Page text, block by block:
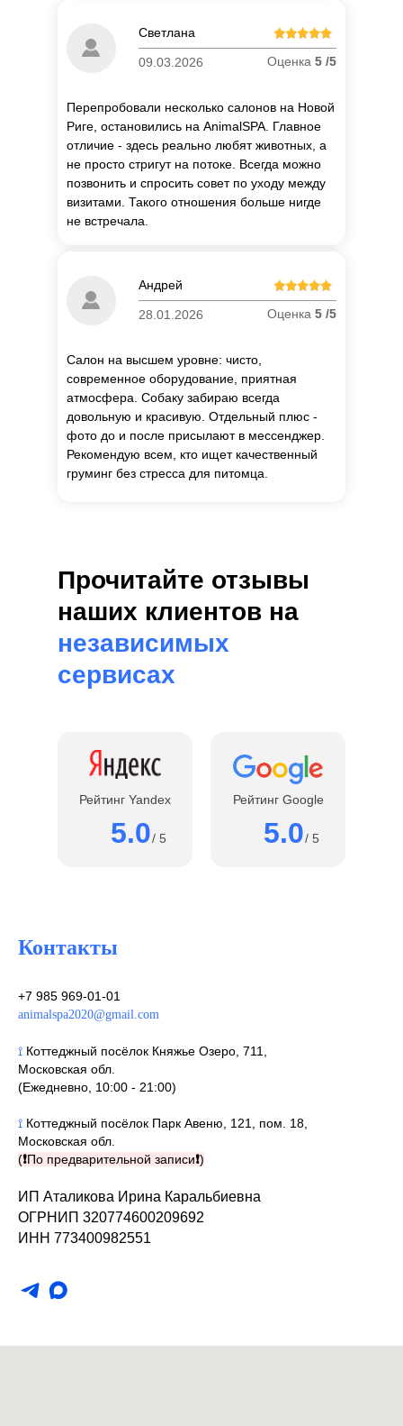
Светлана
09.03.2026 Оценка 5 /5
Перепробовали несколько салонов на Новой
Риге, остановились на AnimalSPA. Главное
отличие - здесь реально любят животных, а
не просто стригут на потоке. Всегда можно
позвонить и спросить совет по уходу между
визитами. Такого отношения больше нигде
не встречала.
Андрей
28.01.2026 Оценка 5 /5
Салон на высшем уровне: чисто,
современное оборудование, приятная
атмосфера. Собаку забираю всегда
довольную и красивую. Отдельный плюс -
фото до и после присылают в мессенджер.
Рекомендую всем, кто ищет качественный
груминг без стресса для питомца.
Прочитайте отзывы
наших клиентов на
независимых
сервисах
Рейтинг Yandex
5.0/ 5
Рейтинг Google
5.0/ 5
Контакты
+7 985 969-01-01
animalspa2020@gmail.com
⟟ Коттеджный посёлок Княжье Озеро, 711,
Московская обл.
(Ежедневно, 10:00 - 21:00)
⟟ Коттеджный посёлок Парк Авеню, 121, пом. 18,
Московская обл.
(❗По предварительной записи❗)
ИП Аталикова Ирина Каральбиевна
ОГРНИП 320774600209692
ИНН 773400982551